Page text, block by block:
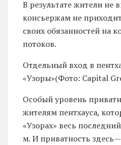
В результате жители не
консьержам не
своих обязанностей на
потоков.
Отдельный вход в
«Узоры»(Фото: Capital
Особый уровень
жителям пентхауса,
«Узорах» весь
м. И приватность